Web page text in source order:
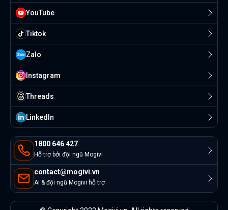
1800 646 427
Hỗ trợ bởi đội ngũ Mogivi
contact@mogivi.vn
AI & đội ngũ Mogivi hỗ trợ
YouTube
Tiktok
Zalo
Instagram
Threads
Linkedln